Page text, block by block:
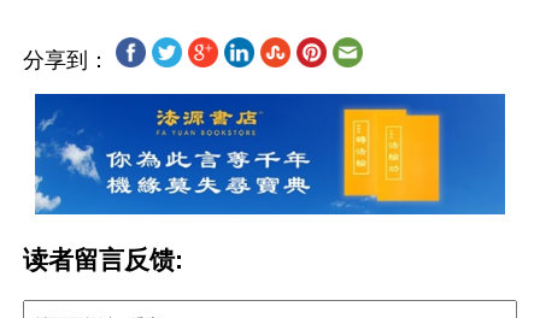
分享到：
读者留言反馈: